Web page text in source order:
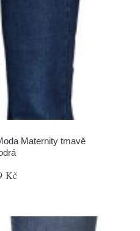
Maternity tmavě
Kč